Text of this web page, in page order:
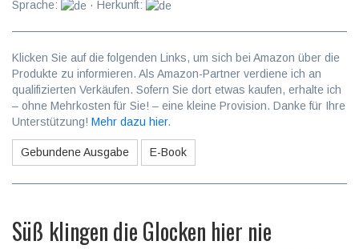
Sprache:
· Herkunft:
Klicken Sie auf die folgenden Links, um sich bei Amazon über die
Produkte zu informieren. Als Amazon-Partner verdiene ich an
qualifizierten Verkäufen. Sofern Sie dort etwas kaufen, erhalte ich
– ohne Mehrkosten für Sie! – eine kleine Provision. Danke für Ihre
Unterstützung! Mehr dazu hier.
Gebundene Ausgabe E-Book
Süß klingen die Glocken hier nie